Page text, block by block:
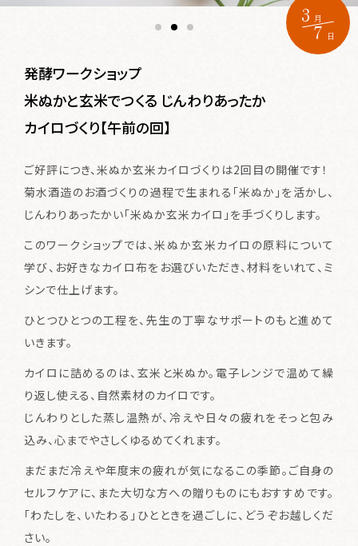
Shop
体験・イベント
Events & Experience
特別なお酒
News
発酵ってワクワク
About
ご利用ガイド
お問い合わせ
特定商取引に関する法律の表示
3 月
7 日
発酵ワークショップ
米ぬかと玄米でつくる じんわりあったか
カイロづくり【午前の回】
ご好評につき、米ぬか玄米カイロづくりは2回目の開催です！
菊水酒造のお酒づくりの過程で生まれる「米ぬか」を活かし、
じんわりあったかい「米ぬか玄米カイロ」を手づくりします。
このワークショップでは、米ぬか玄米カイロの原料について
学び、お好きなカイロ布をお選びいただき、材料をいれて、ミ
シンで仕上げます。
ひとつひとつの工程を、先生の丁寧なサポートのもと進めて
いきます。
カイロに詰めるのは、玄米と米ぬか。電子レンジで温めて繰
り返し使える、自然素材のカイロです。
じんわりとした蒸し温熱が、冷えや日々の疲れをそっと包み
込み、心までやさしくゆるめてくれます。
まだまだ冷えや年度末の疲れが気になるこの季節。ご自身の
セルフケアに、また大切な方への贈りものにもおすすめです。
「わたしを、いたわる」ひとときを過ごしに、どうぞお越しくだ
さい。